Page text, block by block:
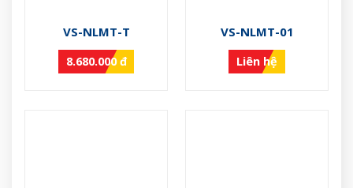
VS-NLMT-T
8.680.000 đ
VS-NLMT-01
Liên hệ